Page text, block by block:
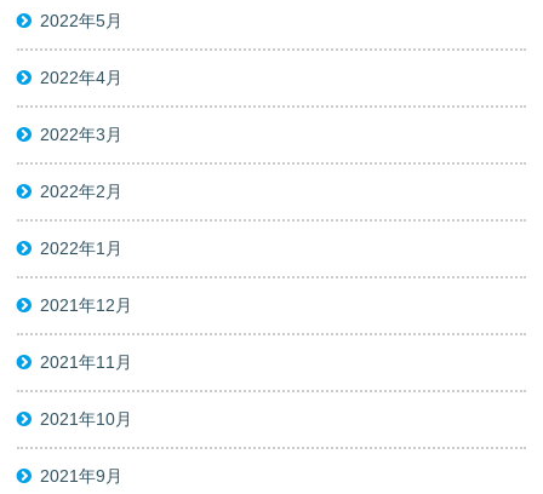
2022年5月
2022年4月
2022年3月
2022年2月
2022年1月
2021年12月
2021年11月
2021年10月
2021年9月